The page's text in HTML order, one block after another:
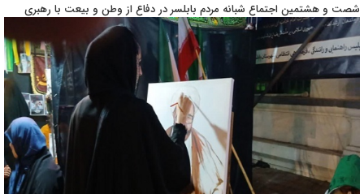
شصت و هشتمین اجتماع شبانه مردم بابلسر در دفاع از وطن و بیعت با رهبری